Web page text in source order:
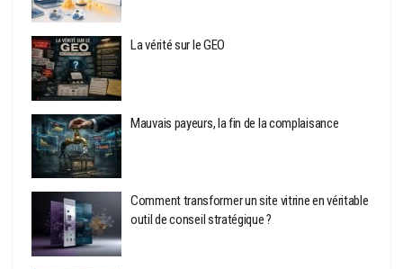
La vérité sur le GEO
Mauvais payeurs, la fin de la complaisance
Comment transformer un site vitrine en véritable
outil de conseil stratégique ?